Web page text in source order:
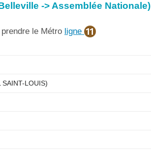
-> Assemblée Nationale)
le Métro ligne
SAINT-LOUIS)